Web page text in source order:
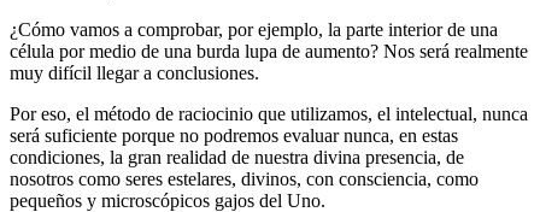
¿Cómo vamos a comprobar, por ejemplo, la parte interior de una
célula por medio de una burda lupa de aumento? Nos será realmente
muy difícil llegar a conclusiones.
Por eso, el método de raciocinio que utilizamos, el intelectual, nunca
será suficiente porque no podremos evaluar nunca, en estas
condiciones, la gran realidad de nuestra divina presencia, de
nosotros como seres estelares, divinos, con consciencia, como
pequeños y microscópicos gajos del Uno.